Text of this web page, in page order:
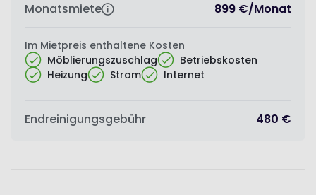
Monatsmiete 899 €/Monat
Im Mietpreis enthaltene Kosten
Möblierungszuschlag
Betriebskosten
Heizung
Strom Internet
Endreinigungsgebühr 480 €